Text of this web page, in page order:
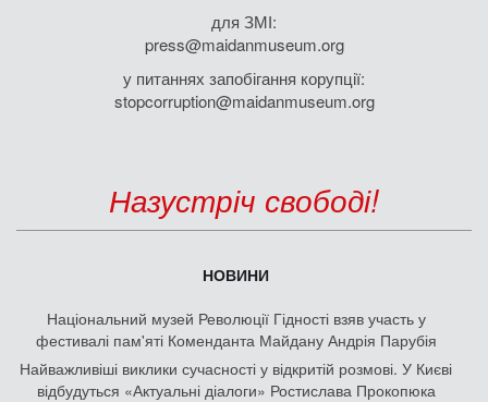
для ЗМІ:
press@maidanmuseum.org
у питаннях запобігання корупції:
stopcorruption@maidanmuseum.org
Назустріч свободі!
НОВИНИ
Національний музей Революції Гідності взяв участь у
фестивалі пам'яті Коменданта Майдану Андрія Парубія
Найважливіші виклики сучасності у відкритій розмові. У Києві
відбудуться «Актуальні діалоги» Ростислава Прокопюка